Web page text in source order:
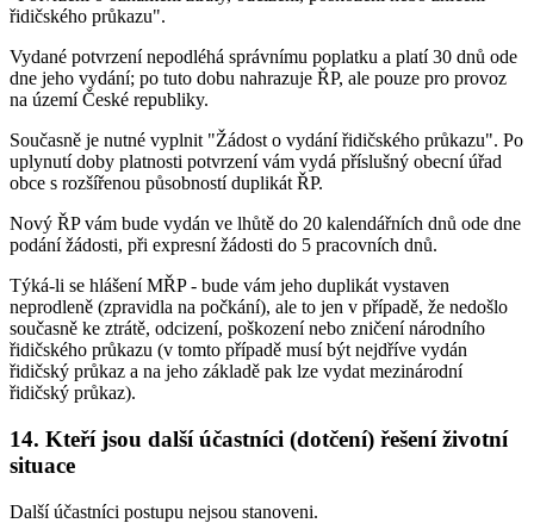
řidičského průkazu".
Vydané potvrzení nepodléhá správnímu poplatku a platí 30 dnů ode
dne jeho vydání; po tuto dobu nahrazuje ŘP, ale pouze pro provoz
na území České republiky.
Současně je nutné vyplnit "Žádost o vydání řidičského průkazu". Po
uplynutí doby platnosti potvrzení vám vydá příslušný obecní úřad
obce s rozšířenou působností duplikát ŘP.
Nový ŘP vám bude vydán ve lhůtě do 20 kalendářních dnů ode dne
podání žádosti, při expresní žádosti do 5 pracovních dnů.
Týká-li se hlášení MŘP - bude vám jeho duplikát vystaven
neprodleně (zpravidla na počkání), ale to jen v případě, že nedošlo
současně ke ztrátě, odcizení, poškození nebo zničení národního
řidičského průkazu (v tomto případě musí být nejdříve vydán
řidičský průkaz a na jeho základě pak lze vydat mezinárodní
řidičský průkaz).
14. Kteří jsou další účastníci (dotčení) řešení životní
situace
Další účastníci postupu nejsou stanoveni.